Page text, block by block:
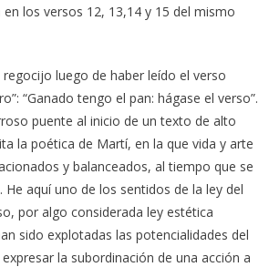
los versos 12, 13,14 y 15 del mismo
luego de haber leído el verso
“Ganado tengo el pan: hágase el verso”.
puente al inicio de un texto de alto
la poética de Martí, en la que vida y arte
y balanceados, al tiempo que se
He aquí uno de los sentidos de la ley del
por algo considerada ley estética
sido explotadas las potencialidades del
la subordinación de una acción a